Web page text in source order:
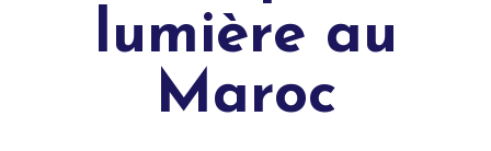
lumière au
Maroc